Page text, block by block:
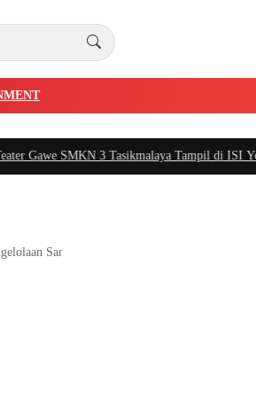
Gawe SMKN 3 Tasikmalaya Tampil di ISI
Sampah